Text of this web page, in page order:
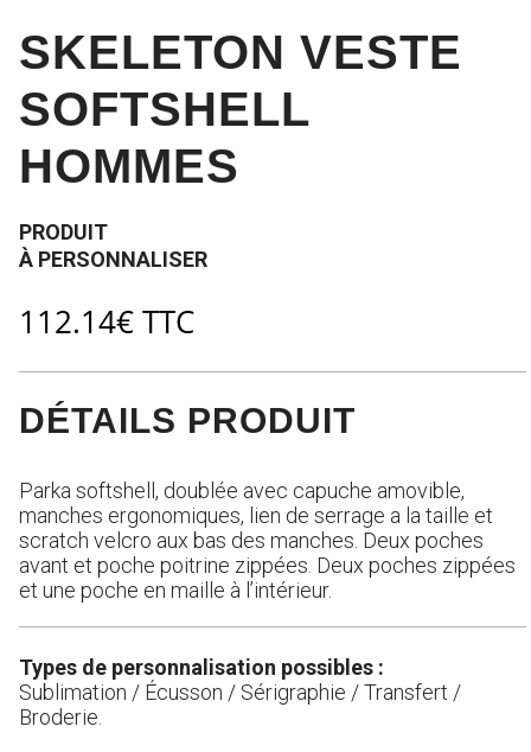
SKELETON VESTE
SOFTSHELL
HOMMES
PRODUIT
À PERSONNALISER
112.14€ TTC
DÉTAILS PRODUIT
Parka softshell, doublée avec capuche amovible,
manches ergonomiques, lien de serrage a la taille et
scratch velcro aux bas des manches. Deux poches
avant et poche poitrine zippées. Deux poches zippées
et une poche en maille à l’intérieur.
Types de personnalisation possibles :
Sublimation / Écusson / Sérigraphie / Transfert /
Broderie.